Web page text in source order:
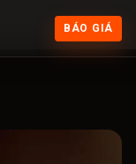
BÁO GIÁ